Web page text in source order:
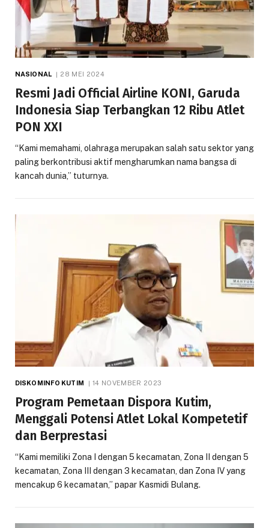
NASIONAL 28 MEI 2024
Resmi Jadi Official Airline KONI, Garuda
Indonesia Siap Terbangkan 12 Ribu Atlet
PON XXI
“Kami memahami, olahraga merupakan salah satu sektor yang
paling berkontribusi aktif mengharumkan nama bangsa di
kancah dunia,” tuturnya.
DISKOMINFO KUTIM 14 NOVEMBER 2023
Program Pemetaan Dispora Kutim,
Menggali Potensi Atlet Lokal Kompetetif
dan Berprestasi
“Kami memiliki Zona I dengan 5 kecamatan, Zona II dengan 5
kecamatan, Zona III dengan 3 kecamatan, dan Zona IV yang
mencakup 6 kecamatan,” papar Kasmidi Bulang.